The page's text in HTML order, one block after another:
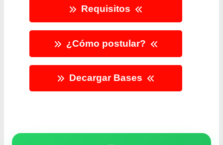
Requisitos
¿Cómo postular?
Decargar Bases